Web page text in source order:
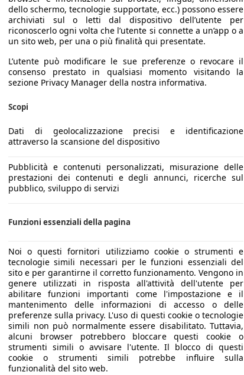
dello schermo, tecnologie supportate, ecc.) possono essere
archiviati sul o letti dal dispositivo dell’utente per
riconoscerlo ogni volta che l’utente si connette a un’app o a
un sito web, per una o più finalità qui presentate.
L’utente può modificare le sue preferenze o revocare il
consenso prestato in qualsiasi momento visitando la
sezione Privacy Manager della nostra informativa.
Scopi
Dati di geolocalizzazione precisi e identificazione
attraverso la scansione del dispositivo
Pubblicità e contenuti personalizzati, misurazione delle
prestazioni dei contenuti e degli annunci, ricerche sul
pubblico, sviluppo di servizi
Funzioni essenziali della pagina
Noi o questi fornitori utilizziamo cookie o strumenti e
tecnologie simili necessari per le funzioni essenziali del
sito e per garantirne il corretto funzionamento. Vengono in
genere utilizzati in risposta all'attività dell'utente per
abilitare funzioni importanti come l'impostazione e il
mantenimento delle informazioni di accesso o delle
preferenze sulla privacy. L'uso di questi cookie o tecnologie
simili non può normalmente essere disabilitato. Tuttavia,
alcuni browser potrebbero bloccare questi cookie o
strumenti simili o avvisare l'utente. Il blocco di questi
cookie o strumenti simili potrebbe influire sulla
funzionalità del sito web.